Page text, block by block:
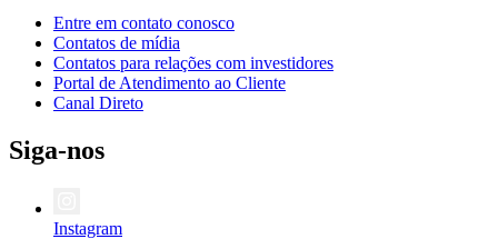
Entre em contato conosco
Contatos de mídia
Contatos para relações com investidores
Portal de Atendimento ao Cliente
Canal Direto
Siga-nos
Instagram